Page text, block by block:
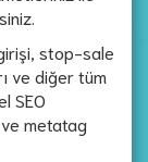
stop-sale
ve diğer tüm
SEO
metatag